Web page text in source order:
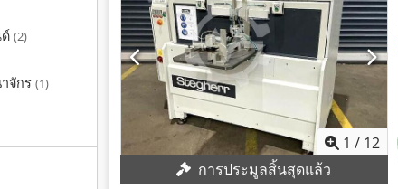
(2)
จักร (1)
1 / 12
การประมูลสิ้นสุดแล้ว